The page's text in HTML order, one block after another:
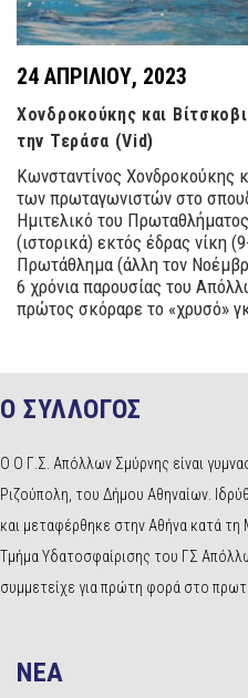
24 ΑΠΡΙΛΊΟΥ, 2023
Χονδροκούκης και
την Τεράσα (Vid)
Κωνσταντίνος Χονδροκούκης
των πρωταγωνιστών στο
Ημιτελικό του
(ιστορικά) εκτός έδρας νίκη
Πρωτάθλημα (άλλη τον
6 χρόνια παρουσίας του
πρώτος σκόραρε το «χρυσό»
Ο ΣΥΛΛΟΓΟΣ
Ο Ο Γ.Σ. Απόλλων Σμύρνης είναι
Ριζούπολη, του Δήμου Αθηναίων.
και μεταφέρθηκε στην Αθήνα κατά
Τμήμα Υδατοσφαίρισης του ΓΣ
συμμετείχε για πρώτη φορά στο
NEA